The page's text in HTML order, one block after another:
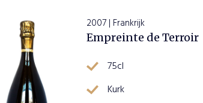
2007 | Frankrijk
Empreinte de Terroir
75cl
Kurk